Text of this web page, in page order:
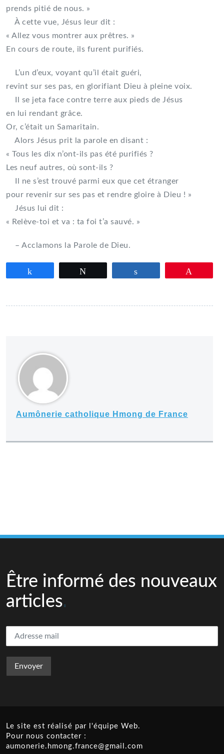
prends pitié de nous. »
À cette vue, Jésus leur dit :
« Allez vous montrer aux prêtres. »
En cours de route, ils furent purifiés.
L’un d’eux, voyant qu’il était guéri,
revint sur ses pas, en glorifiant Dieu à pleine voix.
Il se jeta face contre terre aux pieds de Jésus
en lui rendant grâce.
Or, c’était un Samaritain.
Alors Jésus prit la parole en disant :
« Tous les dix n’ont-ils pas été purifiés ?
Les neuf autres, où sont-ils ?
Il ne s’est trouvé parmi eux que cet étranger
pour revenir sur ses pas et rendre gloire à Dieu ! »
Jésus lui dit :
« Relève-toi et va : ta foi t’a sauvé. »
– Acclamons la Parole de Dieu.
Aumônerie catholique Hmong de France
Être informé des nouveaux
articles
Le site est réalisé par l'équipe Web.
Pour nous contacter :
aumonerie.hmong.france@gmail.com